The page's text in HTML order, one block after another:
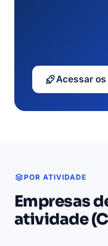
Acessar
POR ATIVIDADE
Empresas
atividade